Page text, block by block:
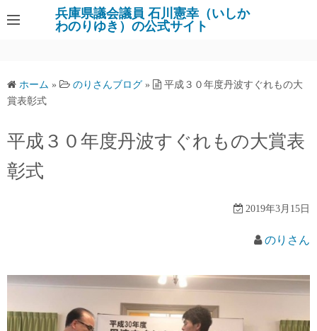
ン
ツ
へ
キ
プ
兵庫県議会議員 石川憲幸（いしか
わのりゆき）の公式サイト
ホーム » のりさんブログ »
平成３０年度丹波すぐれもの大
賞表彰式
平成３０年度丹波すぐれもの大賞表
彰式
2019年3月15日
のりさん